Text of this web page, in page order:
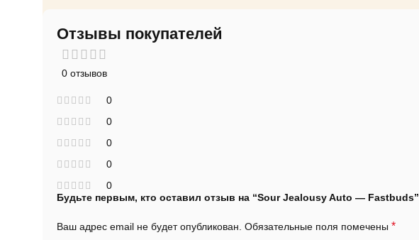
Отзывы покупателей
0 отзывов
0
0
0
0
0
Будьте первым, кто оставил отзыв на “Sour Jealousy Auto — Fastbuds”
Ваш адрес email не будет опубликован. Обязательные поля помечены *